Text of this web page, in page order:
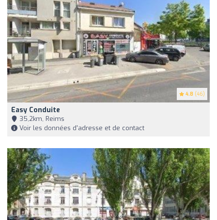
4.8 (46)
Easy Conduite
35,2km, Reims
Voir les données d'adresse et de contact